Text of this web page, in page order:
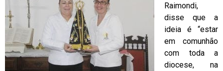
Raimondi,
disse que a
ideia é “estar
em comunhão
com toda a
diocese, na